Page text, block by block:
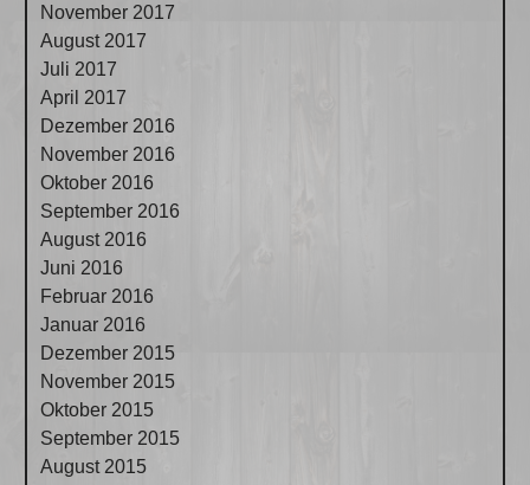
November 2017
August 2017
Juli 2017
April 2017
Dezember 2016
November 2016
Oktober 2016
September 2016
August 2016
Juni 2016
Februar 2016
Januar 2016
Dezember 2015
November 2015
Oktober 2015
September 2015
August 2015